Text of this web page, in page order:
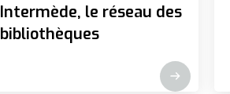
Intermède, le réseau des
bibliothèques